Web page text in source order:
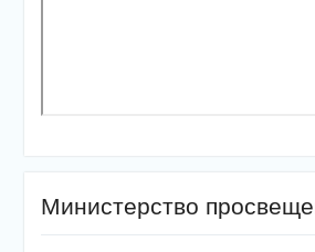
Министерство